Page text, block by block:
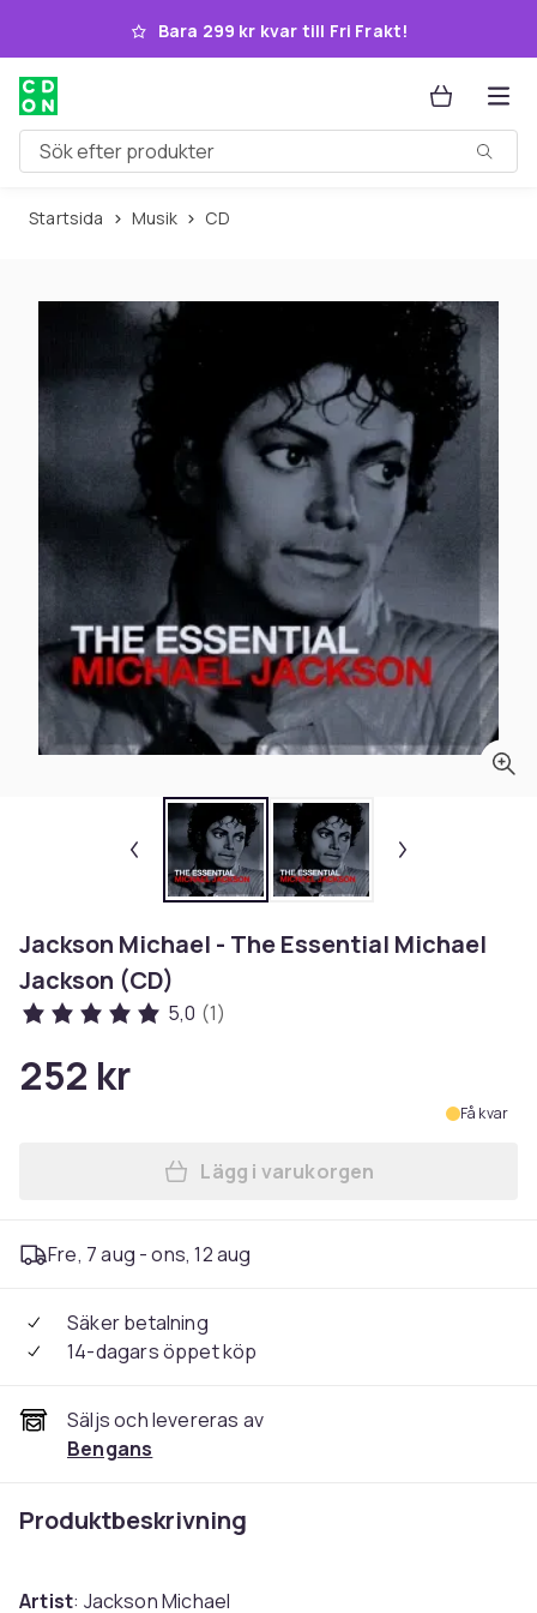
Hoppa till huvudinnehållet
Bara 299 kr kvar till Fri Frakt!
Sök efter produkter
Startsida Musik CD
Jackson Michael - The Essential Michael
Jackson (CD)
5,0 (1)
252 kr
Få kvar
Lägg till Jackson Michael -
Lägg i varukorgen
Fre, 7 aug - ons, 12 aug
Säker betalning
14-dagars öppet köp
Säljs och levereras av
Bengans
Produktbeskrivning
Artist: Jackson Michael